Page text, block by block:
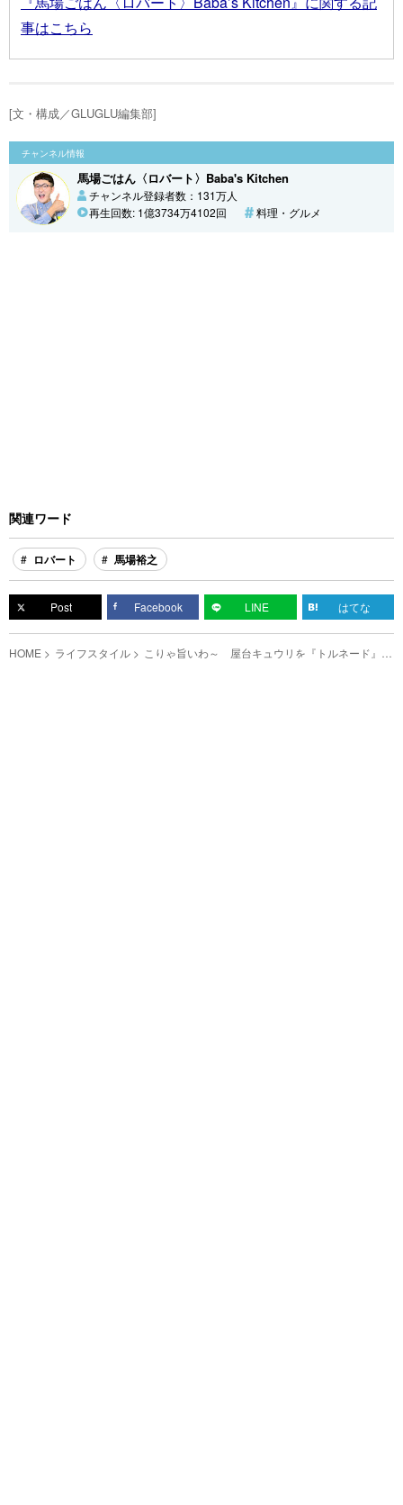
事はこちら
[文・構成／GLUGLU編集部]
チャンネル情報
馬場ごはん〈ロバート〉Baba's Kitchen
チャンネル登録者数：131万人
再生回数: 1億3734万4102回
料理・グルメ
関連ワード
ロバート 馬場裕之
Post Facebook LINE はてな
HOME ライフスタイル こりゃ旨いわ～ 屋台キュウリを『トルネード』に
アレンジした浅漬けが見た目も華やか！